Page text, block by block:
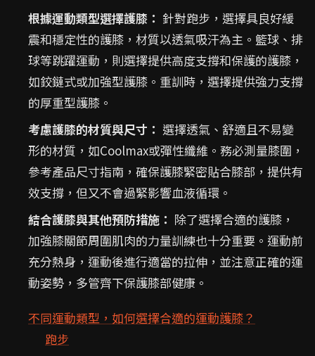
根據運動類型選擇護膝： 針對跑步，選擇具良好緩
震和穩定性的護膝，材質以透氣吸汗為主。籃球、排
球等跳躍運動，則選擇提供高度支撐和保護的護膝，
如鉸鏈式或加強型護膝。重訓時，選擇提供強力支撐
的厚重型護膝。
考慮護膝的材質與尺寸： 選擇透氣、舒適且不易變
形的材質，如Coolmax或彈性纖維。務必測量膝圍，
參考產品尺寸指南，確保護膝緊密貼合膝部，提供有
效支撐，但又不會過緊影響血液循環。
結合護膝與其他預防措施： 除了選擇合適的護膝，
加強膝關節周圍肌肉的力量訓練也十分重要。運動前
充分熱身，運動後進行適當的拉伸，並注意正確的運
動姿勢，多管齊下保護膝部健康。
不同運動類型，如何選擇合適的運動護膝？
跑步